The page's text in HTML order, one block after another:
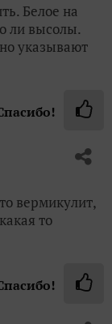
Белое на
ли высолы.
указывают
вермикулит,
то